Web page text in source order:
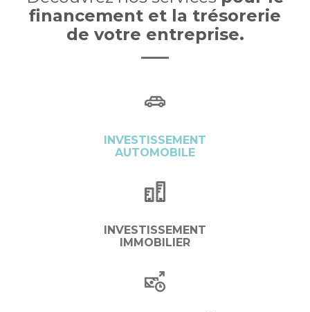
financement et la trésorerie
de votre entreprise.
INVESTISSEMENT
AUTOMOBILE
INVESTISSEMENT
IMMOBILIER